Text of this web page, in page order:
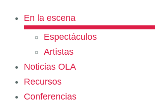
En la escena
Espectáculos
Artistas
Noticias OLA
Recursos
Conferencias